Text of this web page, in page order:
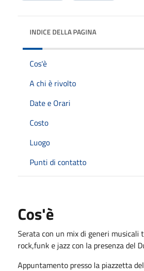
INDICE DELLA PAGINA
Cos'è
A chi è rivolto
Date e Orari
Costo
Luogo
Punti di contatto
Cos'è
Serata con un mix di generi musicali
rock,funk e jazz con la presenza del
Appuntamento presso la piazzetta